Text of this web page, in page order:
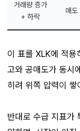
거래량 증가
+ 하락
매도
이 표를 XLK에 적용
고와 공매도가 동시
히려 위쪽 압력이
반대로 수급 지표가